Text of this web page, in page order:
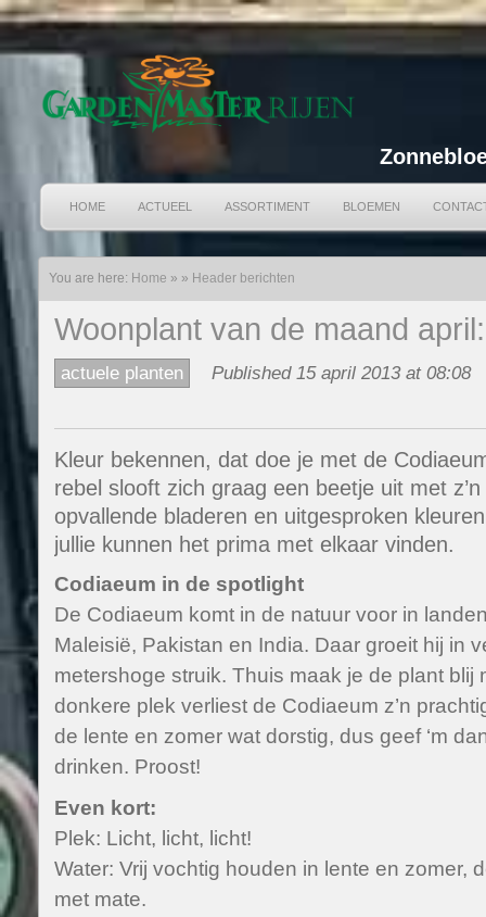
HOME ACTUEEL ASSORTIMENT BLOEMEN
You are here: Home » » Header berichten
Woonplant van de maand
actuele planten Published 15 april 2013 at 08:08
Kleur bekennen, dat doe je met de
rebel slooft zich graag een beetje uit met
opvallende bladeren en uitgesproken
jullie kunnen het prima met elkaar vinden.
Codiaeum in de spotlight
De Codiaeum komt in de natuur voor in
Maleisië, Pakistan en India. Daar groeit hij in
metershoge struik. Thuis maak je de plant blij
donkere plek verliest de Codiaeum z’n
de lente en zomer wat dorstig, dus geef ‘m
drinken. Proost!
Even kort:
Plek: Licht, licht, licht!
Water: Vrij vochtig houden in lente en zomer,
met mate.